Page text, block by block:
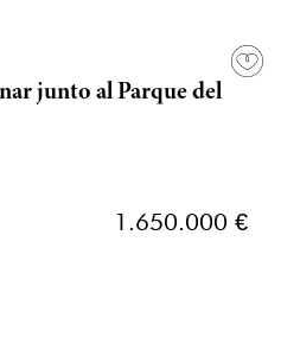
junto al Parque del
1.650.000 €